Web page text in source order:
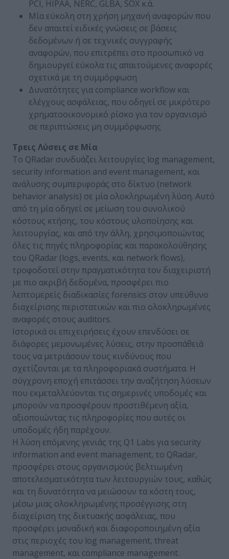
PCI, HIPAA, NERC, GLBA, SOX κ.ά.
Μία εύκολη στη χρήση μηχανή αναφορών που
δεν απαιτεί ειδικές γνώσεις σε βάσεις
δεδομένων ή σε τεχνικές συγγραφής
αναφορών, που επιτρέπει στο προσωπικό να
δημιουργεί εύκολα τις απαιτούμενες αναφορές
σχετικά με τη συμμόρφωση
Δυνατότητες για compliance workflow και
ελέγχους ασφάλειας, που οδηγεί σε μικρότερο
χρηματοοικονομικό ρίσκο για τον οργανισμό
σε περιπτώσεις μη συμμόρφωσης
Τρεις Λύσεις σε Μία
Το QRadar συνδυάζει λειτουργίες log management,
security information and event management, και
ανάλυσης συμπεριφοράς στο δίκτυο (network
behavior analysis) σε μία ολοκληρωμένη λύση. Αυτό
από τη μία οδηγεί σε μείωση του συνολικού
κόστους κτήσης, του κόστους υλοποίησης και
λειτουργίας, και από την άλλη, χρησιμοποιώντας
όλες τις πηγές πληροφορίας και παρακολούθησης
του QRadar (logs, events, και network flows),
τροφοδοτεί στην πραγματικότητα τον διαχειριστή
με πιο ακριβή δεδομένα, προσφέρει πιο
λεπτομερείς διαδικασίες forensics στον υπεύθυνο
διαχείρισης περιστατικών και πιο ολοκληρωμένες
αναφορές στους auditors.
Ιστορικά οι επιχειρήσεις έχουν επενδύσει σε
διάφορες μεμονωμένες λύσεις, στην προσπάθειά
τους να μετριάσουν τους κινδύνους που
σχετίζονται με τα πληροφοριακά συστήματα. Η
σύγχρονη εποχή επιτάσσει την αναζήτηση λύσεων
που εκμεταλλεύονται τις σημερινές υποδομές και
μπορούν να προσφέρουν προστιθέμενη αξία,
αξιοποιώντας τις πληροφορίες που αυτές οι
υποδομές ήδη παρέχουν.
Η λύση επόμενης γενιάς της Q1 Labs για security
information and event management, το QRadar,
προσφέρει στους οργανισμούς βελτιωμένη
αποτελεσματικότητα των λειτουργιών τους, καθώς
και τη δυνατότητα να μειώσουν τα κόστη τους,
μέσω μιας ολοκληρωμένης προσέγγισης στη
διαχείριση της δικτυακής ασφάλειας, που
προσφέρει μοναδική και διαφοροποιημένη αξία
στις περιοχές του log management, threat
management, και compliance management.